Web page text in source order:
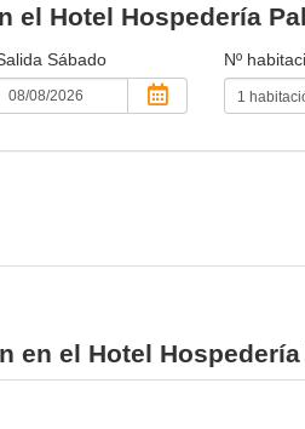
el Hotel Hospedería
Sábado Nº
en el Hotel